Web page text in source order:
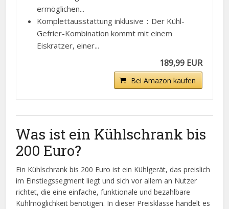
ermöglichen...
Komplettausstattung inklusive：Der Kühl-
Gefrier-Kombination kommt mit einem
Eiskratzer, einer...
189,99 EUR
Bei Amazon kaufen
Was ist ein Kühlschrank bis
200 Euro?
Ein Kühlschrank bis 200 Euro ist ein Kühlgerät, das preislich
im Einstiegssegment liegt und sich vor allem an Nutzer
richtet, die eine einfache, funktionale und bezahlbare
Kühlmöglichkeit benötigen. In dieser Preisklasse handelt es